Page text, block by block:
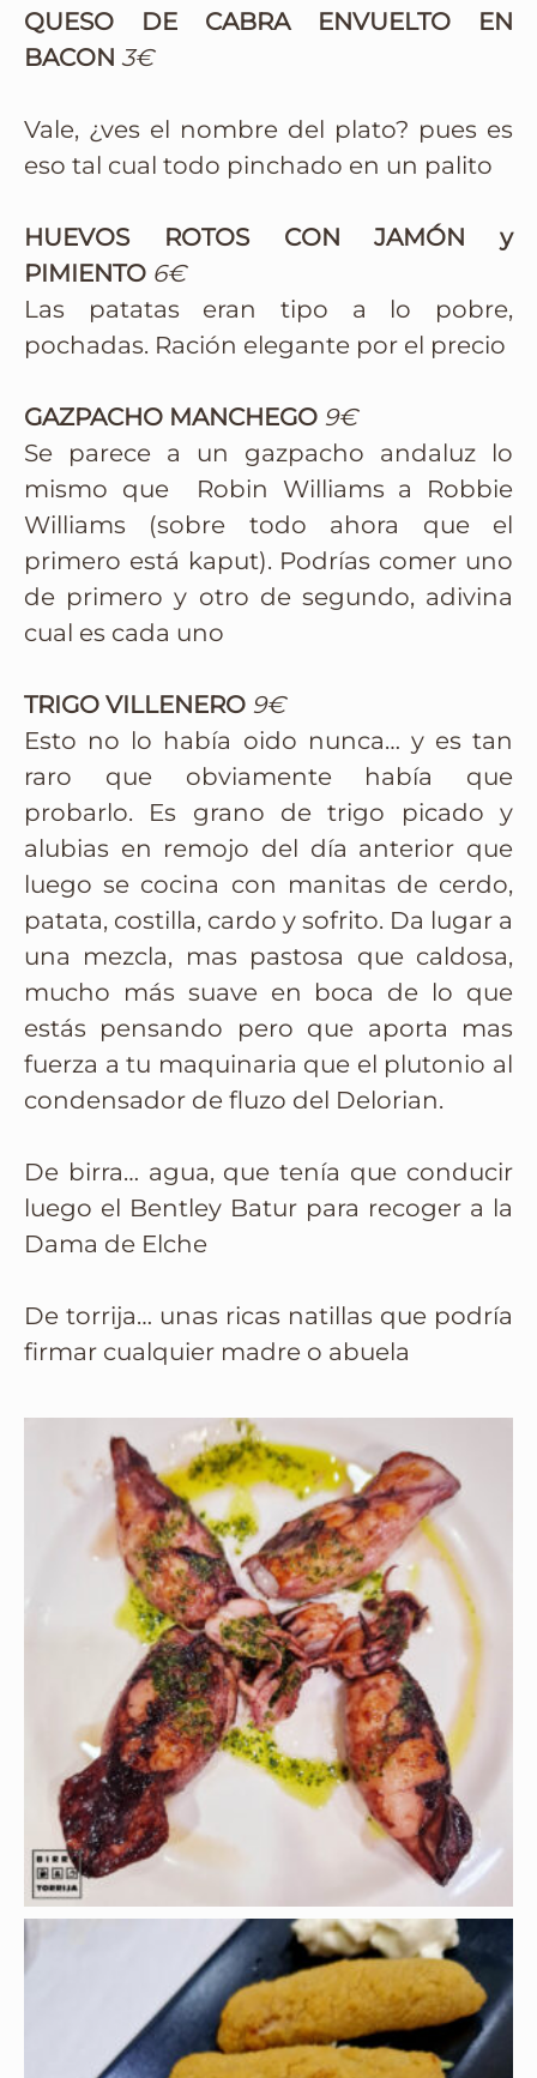
QUESO DE CABRA ENVUELTO EN
BACON 3€
Vale, ¿ves el nombre del plato? pues es
eso tal cual todo pinchado en un palito
HUEVOS ROTOS CON JAMÓN y
PIMIENTO 6€
Las patatas eran tipo a lo pobre,
pochadas. Ración elegante por el precio
GAZPACHO MANCHEGO 9€
Se parece a un gazpacho andaluz lo
mismo que Robin Williams a Robbie
Williams (sobre todo ahora que el
primero está kaput). Podrías comer uno
de primero y otro de segundo, adivina
cual es cada uno
TRIGO VILLENERO 9€
Esto no lo había oido nunca… y es tan
raro que obviamente había que
probarlo. Es grano de trigo picado y
alubias en remojo del día anterior que
luego se cocina con manitas de cerdo,
patata, costilla, cardo y sofrito. Da lugar a
una mezcla, mas pastosa que caldosa,
mucho más suave en boca de lo que
estás pensando pero que aporta mas
fuerza a tu maquinaria que el plutonio al
condensador de fluzo del Delorian.
De birra… agua, que tenía que conducir
luego el Bentley Batur para recoger a la
Dama de Elche
De torrija… unas ricas natillas que podría
firmar cualquier madre o abuela